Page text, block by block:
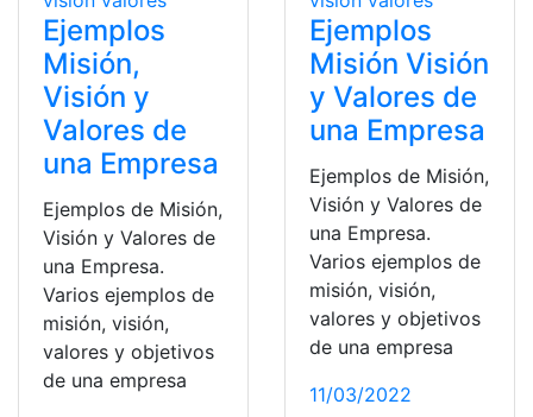
Ejemplos
Misión,
Visión y
Valores de
una Empresa
Ejemplos de Misión,
Visión y Valores de
una Empresa.
Varios ejemplos de
misión, visión,
valores y objetivos
de una empresa
Ejemplos
Misión Visión
y Valores de
una Empresa
Ejemplos de Misión,
Visión y Valores de
una Empresa.
Varios ejemplos de
misión, visión,
valores y objetivos
de una empresa
11/03/2022